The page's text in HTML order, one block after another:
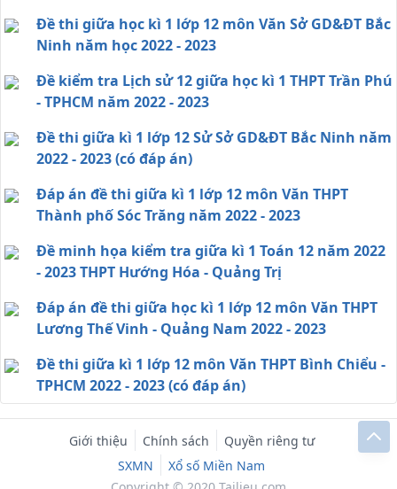
Đề thi giữa học kì 1 lớp 12 môn Văn Sở GD&ĐT Bắc
Ninh năm học 2022 - 2023
Đề kiểm tra Lịch sử 12 giữa học kì 1 THPT Trần Phú
- TPHCM năm 2022 - 2023
Đề thi giữa kì 1 lớp 12 Sử Sở GD&ĐT Bắc Ninh năm
2022 - 2023 (có đáp án)
Đáp án đề thi giữa kì 1 lớp 12 môn Văn THPT
Thành phố Sóc Trăng năm 2022 - 2023
Đề minh họa kiểm tra giữa kì 1 Toán 12 năm 2022
- 2023 THPT Hướng Hóa - Quảng Trị
Đáp án đề thi giữa học kì 1 lớp 12 môn Văn THPT
Lương Thế Vinh - Quảng Nam 2022 - 2023
Đề thi giữa kì 1 lớp 12 môn Văn THPT Bình Chiểu -
TPHCM 2022 - 2023 (có đáp án)
Giới thiệu Chính sách
Quyền riêng tư
SXMN
Xổ số Miền Nam